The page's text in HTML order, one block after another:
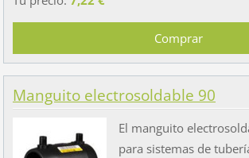
Manguito electrosoldable 90
El manguito
para sistemas de